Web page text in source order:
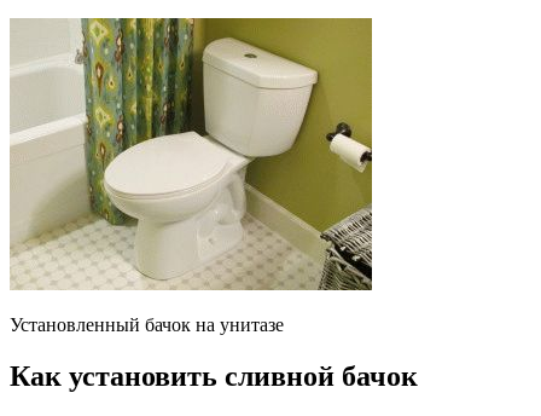
Установленный бачок на унитазе
Как установить сливной бачок